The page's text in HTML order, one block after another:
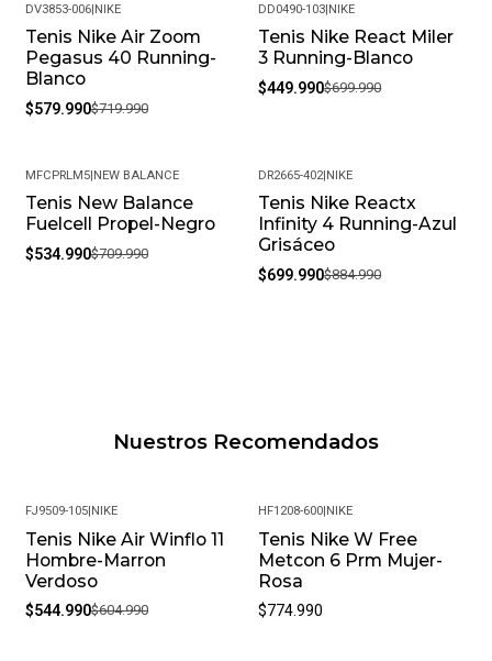
-19%
DV3853-006|NIKE
Tenis Nike Air Zoom
Pegasus 40 Running-
Blanco
$579.990$719.990
-36%
DD0490-103|NIKE
Tenis Nike React Miler
3 Running-Blanco
$449.990$699.990
-25%
MFCPRLM5|NEW BALANCE
Tenis New Balance
Fuelcell Propel-Negro
$534.990$709.990
-21%
DR2665-402|NIKE
Tenis Nike Reactx
Infinity 4 Running-Azul
Grisáceo
$699.990$884.990
Nuestros Recomendados
-10%
FJ9509-105|NIKE
Tenis Nike Air Winflo 11
Hombre-Marron
Verdoso
$544.990$604.990
HF1208-600|NIKE
Tenis Nike W Free
Metcon 6 Prm Mujer-
Rosa
$774.990